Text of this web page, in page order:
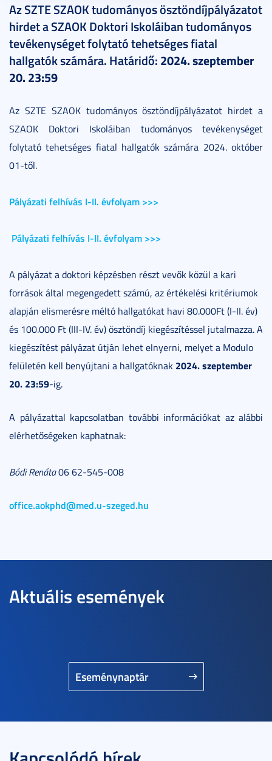
Az SZTE SZAOK tudományos ösztöndíjpályázatot
hirdet a SZAOK Doktori Iskoláiban tudományos
tevékenységet folytató tehetséges fiatal
hallgatók számára. Határidő: 2024. szeptember
20. 23:59
Az SZTE SZAOK tudományos ösztöndíjpályázatot hirdet a
SZAOK Doktori Iskoláiban tudományos tevékenységet
folytató tehetséges fiatal hallgatók számára 2024. október
01-től.
Pályázati felhívás I-II. évfolyam >>>
Pályázati felhívás I-II. évfolyam >>>
A pályázat a doktori képzésben részt vevők közül a kari
források által megengedett számú, az értékelési kritériumok
alapján elismerésre méltó hallgatókat havi 80.000Ft (I-II. év)
és 100.000 Ft (III-IV. év) ösztöndíj kiegészítéssel jutalmazza. A
kiegészítést pályázat útján lehet elnyerni, melyet a Modulo
felületén kell benyújtani a hallgatóknak 2024. szeptember
20. 23:59-ig.
A pályázattal kapcsolatban további információkat az alábbi
elérhetőségeken kaphatnak:
Bódi Renáta06 62-545-008
office.aokphd@med.u-szeged.hu
Aktuális események
Eseménynaptár